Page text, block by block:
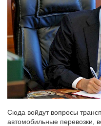
Сюда войдут вопросы
автомобильные перевозки,